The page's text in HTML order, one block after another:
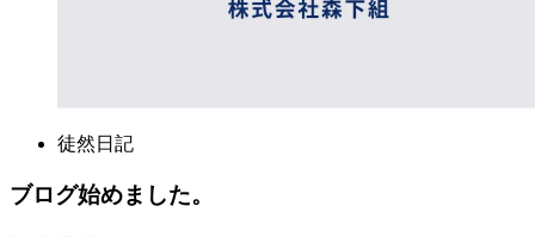
徒然日記
ブログ始めました。